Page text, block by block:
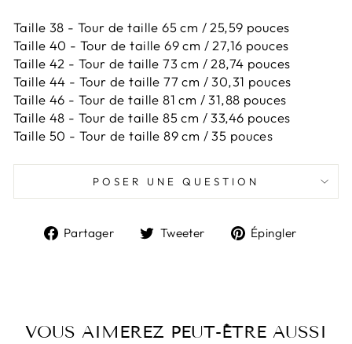
Taille 38 - Tour de taille 65 cm / 25,59 pouces
Taille 40 - Tour de taille 69 cm / 27,16 pouces
Taille 42 - Tour de taille 73 cm / 28,74 pouces
Taille 44 - Tour de taille 77 cm / 30,31 pouces
Taille 46 - Tour de taille 81 cm / 31,88 pouces
Taille 48 - Tour de taille 85 cm / 33,46 pouces
Taille 50 - Tour de taille 89 cm / 35 pouces
POSER UNE QUESTION
Partager
PartagerTweeter
TweeterÉpingler
VOUS AIMEREZ PEUT-ÊTRE AUSSI